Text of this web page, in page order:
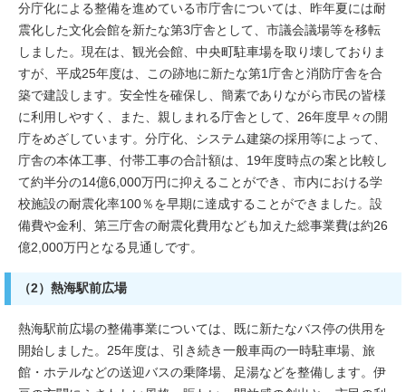
分庁化による整備を進めている市庁舎については、昨年夏には耐
震化した文化会館を新たな第3庁舎として、市議会議場等を移転
しました。現在は、観光会館、中央町駐車場を取り壊しておりま
すが、平成25年度は、この跡地に新たな第1庁舎と消防庁舎を合
築で建設します。安全性を確保し、簡素でありながら市民の皆様
に利用しやすく、また、親しまれる庁舎として、26年度早々の開
庁をめざしています。分庁化、システム建築の採用等によって、
庁舎の本体工事、付帯工事の合計額は、19年度時点の案と比較し
て約半分の14億6,000万円に抑えることができ、市内における学
校施設の耐震化率100％を早期に達成することができました。設
備費や金利、第三庁舎の耐震化費用なども加えた総事業費は約26
億2,000万円となる見通しです。
（2）熱海駅前広場
熱海駅前広場の整備事業については、既に新たなバス停の供用を
開始しました。25年度は、引き続き一般車両の一時駐車場、旅
館・ホテルなどの送迎バスの乗降場、足湯などを整備します。伊